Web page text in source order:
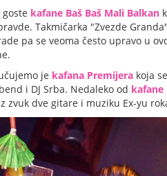
kafane Baš Baš Mali Balkan
Takmičarka "Zvezde
pa se veoma često upravo u
je kafana Premijera koja
i DJ Srba. Nedaleko od kafane
zvuk dve gitare i muziku Ex-yu